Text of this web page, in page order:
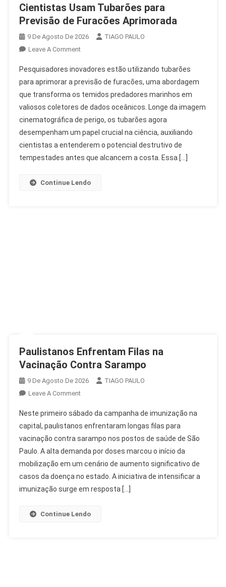
Cientistas Usam Tubarões para
Previsão de Furacões Aprimorada
9 De Agosto De 2026
TIAGO PAULO
Leave A CommentOn
Usam
Tubarões
Para
Previsão
De
Furacões
Aprimorada
Pesquisadores inovadores estão utilizando tubarões
para aprimorar a previsão de furacões, uma abordagem
que transforma os temidos predadores marinhos em
valiosos coletores de dados oceânicos. Longe da imagem
cinematográfica de perigo, os tubarões agora
desempenham um papel crucial na ciência, auxiliando
cientistas a entenderem o potencial destrutivo de
tempestades antes que alcancem a costa. Essa […]
Continue Lendo
Paulistanos Enfrentam Filas na
Vacinação Contra Sarampo
9 De Agosto De 2026
TIAGO PAULO
Leave A CommentOn
Enfrentam
Filas
Na
Vacinação
Contra
Sarampo
Neste primeiro sábado da campanha de imunização na
capital, paulistanos enfrentaram longas filas para
vacinação contra sarampo nos postos de saúde de São
Paulo. A alta demanda por doses marcou o início da
mobilização em um cenário de aumento significativo de
casos da doença no estado. A iniciativa de intensificar a
imunização surge em resposta […]
Continue Lendo